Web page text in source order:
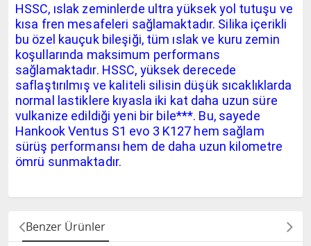
HSSC, ıslak zeminlerde ultra yüksek yol tutuşu ve
kısa fren mesafeleri sağlamaktadır. Silika içerikli
bu özel kauçuk bileşiği, tüm ıslak ve kuru zemin
koşullarında maksimum performans
sağlamaktadır. HSSC, yüksek derecede
saflaştırılmış ve kaliteli silisin düşük sıcaklıklarda
normal lastiklere kıyasla iki kat daha uzun süre
vulkanize edildiği yeni bir bile***. Bu, sayede
Hankook Ventus S1 evo 3 K127 hem sağlam
sürüş performansı hem de daha uzun kilometre
ömrü sunmaktadır.
Benzer Ürünler